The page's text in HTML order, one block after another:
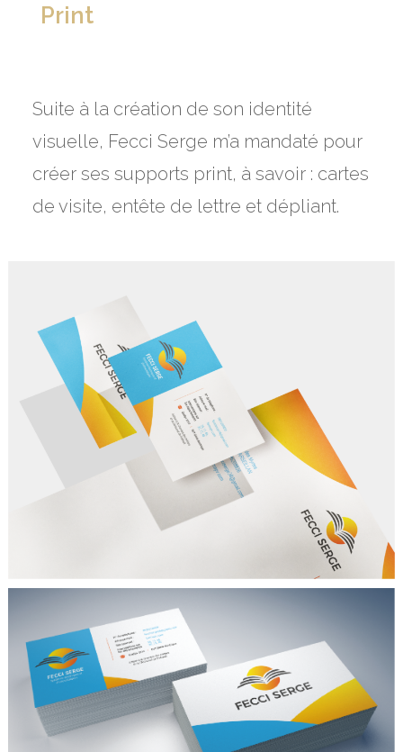
Print
Suite à la création de son identité
visuelle, Fecci Serge m’a mandaté pour
créer ses supports print, à savoir : cartes
de visite, entête de lettre et dépliant.